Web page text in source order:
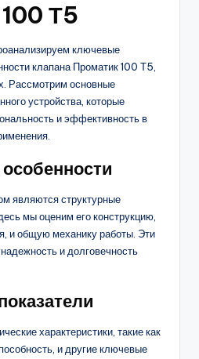
Т5
ключевые
клапана Проматик 100 Т5,
Рассмотрим основные
устройства, которые
и эффективность в
являются структурные
мы оценим его конструкцию,
и общую механику работы. Эти
и долговечность
характеристики, такие как
и другие ключевые